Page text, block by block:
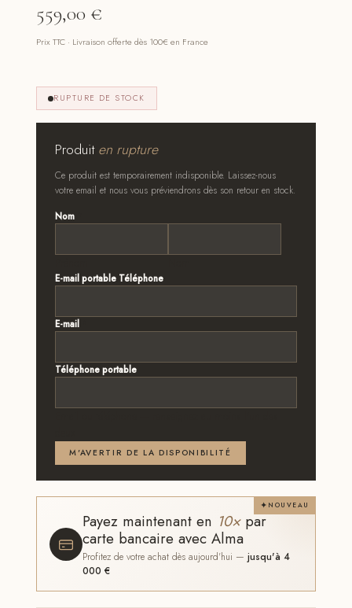
559,00 €
Prix TTC · Livraison offerte dès 100€ en France
RUPTURE DE STOCK
Produiten rupture
Ce produit est temporairement indisponible. Laissez-nous
votre email et nous vous préviendrons dès son retour en stock.
Nom
E-mail portable Téléphone
E-mail
Téléphone portable
M'AVERTIR DE LA DISPONIBILITÉ
NOUVEAU
Payez maintenant en 10×par
carte bancaire avec Alma
Profitez de votre achat dès aujourd'hui —jusqu'à 4
000 €